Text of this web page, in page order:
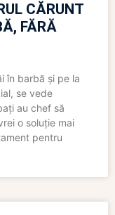
CĂRUNT
FĂRĂ
în barbă și pe la
se vede
au chef să
o soluție mai
pentru